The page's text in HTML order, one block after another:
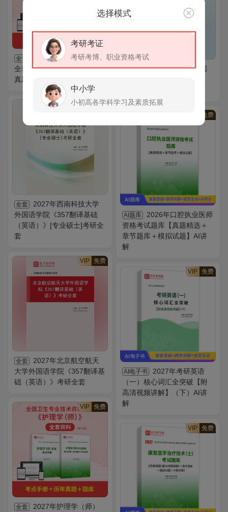
全套
2027年大学日语四级
全套资料【核心词汇＋历年
真题＋题库】
全套
2027年燕山大学外国
语学院《357翻译基础（英
VIP 免费
全套
2027年西南科技大学
外国语学院《357翻译基础
（英语）》[专业硕士]考研全
套
免费
AI题库
2026年口腔执业医师
资格考试题库【真题精选＋
章节题库＋模拟试题】AI讲
解
VIP 免费
全套
2027年北京航空航天
大学外国语学院《357翻译基
础（英语）》考研全套
VIP 免费
AI电子书
2027年考研英语
（一）核心词汇全突破【附
高清视频讲解】（下）AI讲
解
VIP 免费
全套
2027年护理学（师）
VIP 免费
选择模式
考研考证
考研考博、职业资格考试
中小学
小初高各学科学习及素质拓展